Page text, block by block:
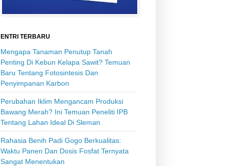
ENTRI TERBARU
Mengapa Tanaman Penutup Tanah
Penting Di Kebun Kelapa Sawit? Temuan
Baru Tentang Fotosintesis Dan
Penyimpanan Karbon
Perubahan Iklim Mengancam Produksi
Bawang Merah? Ini Temuan Peneliti IPB
Tentang Lahan Ideal Di Sleman
Rahasia Benih Padi Gogo Berkualitas:
Waktu Panen Dan Dosis Fosfat Ternyata
Sangat Menentukan